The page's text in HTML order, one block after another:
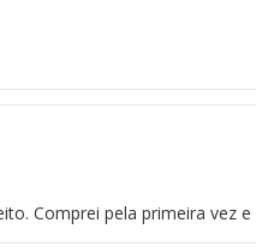
Comprei pela primeira vez